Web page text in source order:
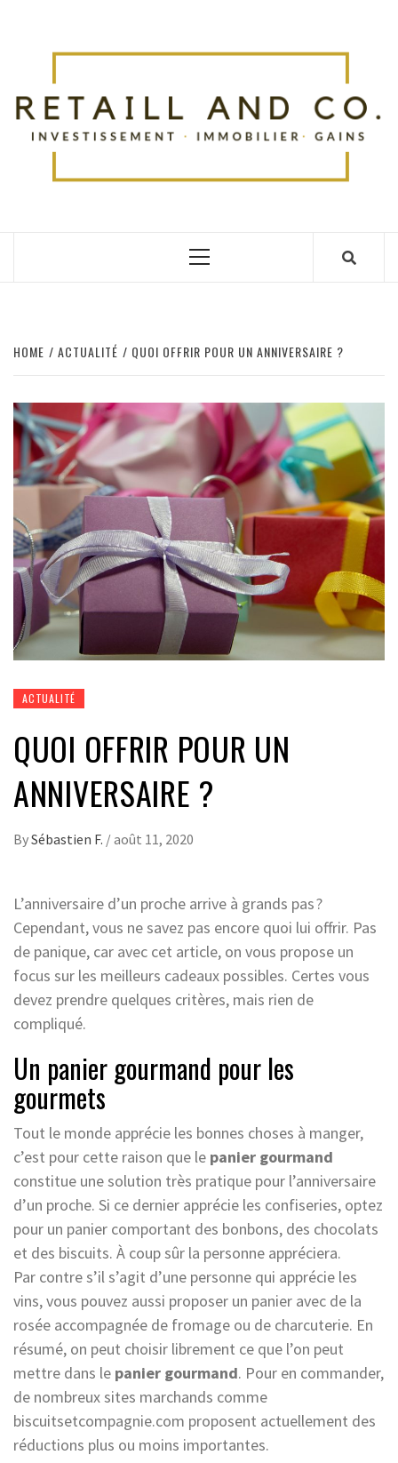
Primary
HOME ACTUALITÉ QUOI OFFRIR POUR UN ANNIVERSAIRE ?
ACTUALITÉ
QUOI OFFRIR POUR UN
ANNIVERSAIRE ?
BySébastien F. /août 11, 2020
L’anniversaire d’un proche arrive à grands pas ?
Cependant, vous ne savez pas encore quoi lui offrir. Pas
de panique, car avec cet article, on vous propose un
focus sur les meilleurs cadeaux possibles. Certes vous
devez prendre quelques critères, mais rien de
compliqué.
Un panier gourmand pour les
gourmets
Tout le monde apprécie les bonnes choses à manger,
c’est pour cette raison que le panier gourmand
constitue une solution très pratique pour l’anniversaire
d’un proche. Si ce dernier apprécie les confiseries, optez
pour un panier comportant des bonbons, des chocolats
et des biscuits. À coup sûr la personne appréciera.
Par contre s’il s’agit d’une personne qui apprécie les
vins, vous pouvez aussi proposer un panier avec de la
rosée accompagnée de fromage ou de charcuterie. En
résumé, on peut choisir librement ce que l’on peut
mettre dans le panier gourmand. Pour en commander,
de nombreux sites marchands comme
biscuitsetcompagnie.com proposent actuellement des
réductions plus ou moins importantes.